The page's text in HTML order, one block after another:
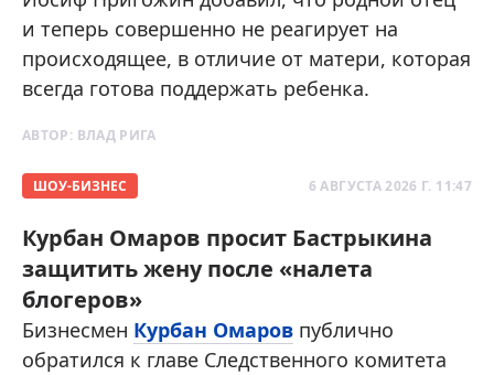
и теперь совершенно не реагирует на
происходящее, в отличие от матери, которая
всегда готова поддержать ребенка.
АВТОР: ВЛАД РИГА
ШОУ-БИЗНЕС 6 АВГУСТА 2026 Г. 11:47
Курбан Омаров просит Бастрыкина
защитить жену после «налета
блогеров»
Бизнесмен Курбан Омаров публично
обратился к главе Следственного комитета